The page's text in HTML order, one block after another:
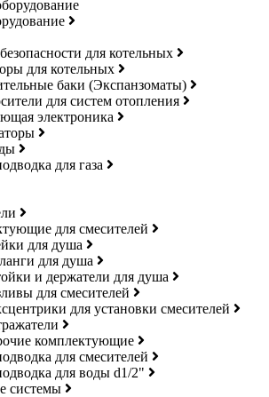
для котельных
для котельных
баки (Экспанзоматы)
для систем отопления
электроника
для газа
для смесителей
для душа
для душа
и держатели для душа
для смесителей
для установки смесителей
комплектующие
для смесителей
для воды d1/2"
системы